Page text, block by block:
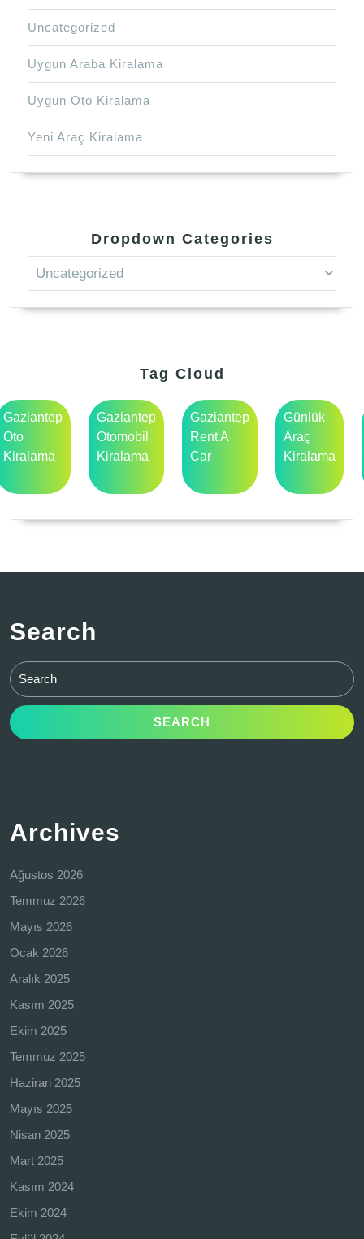
Uncategorized
Uygun Araba Kiralama
Uygun Oto Kiralama
Yeni Araç Kiralama
Dropdown Categories
Tag Cloud
Gaziantep
Oto
Kiralama
Gaziantep
Otomobil
Kiralama
Gaziantep
Rent A
Car
Günlük
Araç
Kiralama
Search
Search
for:
Archives
Ağustos 2026
Temmuz 2026
Mayıs 2026
Ocak 2026
Aralık 2025
Kasım 2025
Ekim 2025
Temmuz 2025
Haziran 2025
Mayıs 2025
Nisan 2025
Mart 2025
Kasım 2024
Ekim 2024